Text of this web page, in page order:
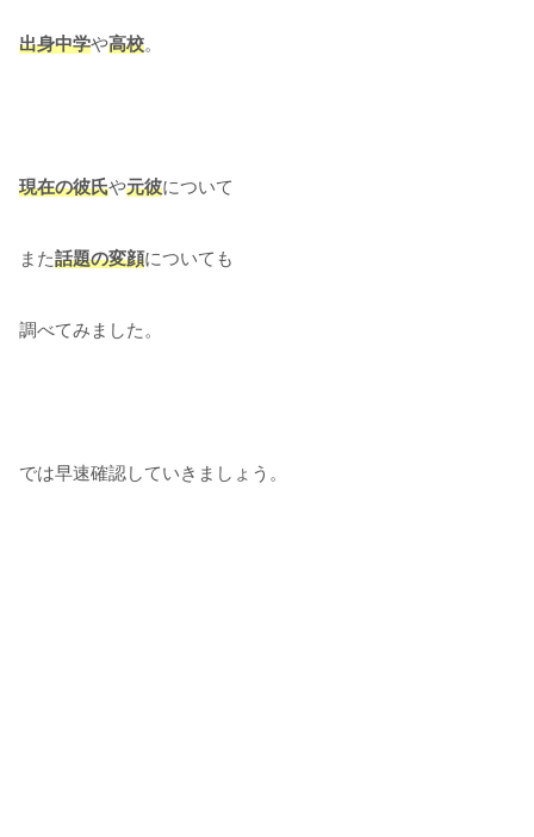
出身中学や高校。
現在の彼氏や元彼について
また話題の変顔についても
調べてみました。
では早速確認していきましょう。